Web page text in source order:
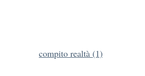
compito realtà (1)